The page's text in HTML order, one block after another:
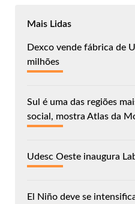
Mais Lidas
Dexco vende fábrica de
milhões
Sul é uma das regiões
social, mostra Atlas da
Udesc Oeste inaugura
El Niño deve se